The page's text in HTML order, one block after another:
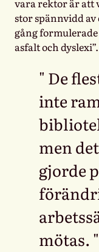
vara rektor är att
stor spännvidd
gång
asfalt och dyslexi”.
De
inte
men
gjorde
mötas.